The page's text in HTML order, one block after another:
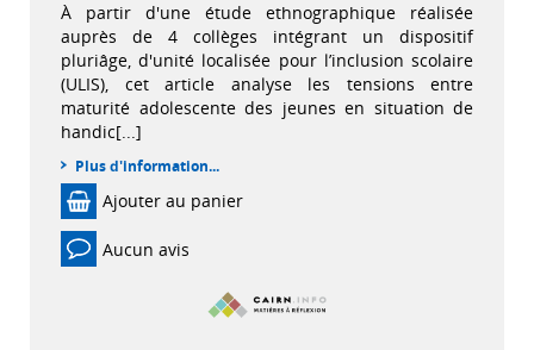
À partir d'une étude ethnographique réalisée
auprès de 4 collèges intégrant un dispositif
pluriâge, d'unité localisée pour l’inclusion scolaire
(ULIS), cet article analyse les tensions entre
maturité adolescente des jeunes en situation de
handic[...]
Plus d'information...
Ajouter au panier
Aucun avis